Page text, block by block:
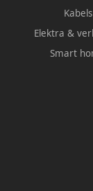
Kabels
Elektra &
Smart